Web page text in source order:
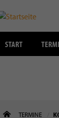
START
TERMINE